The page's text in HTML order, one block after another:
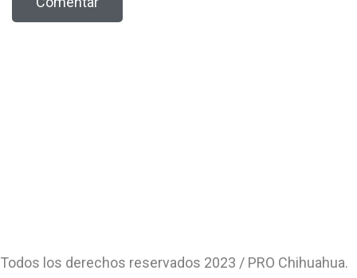
Todos los derechos reservados 2023 / PRO Chihuahua.